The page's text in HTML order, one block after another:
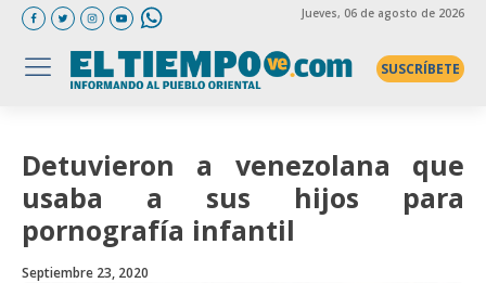
Jueves, 06 de agosto de 2026
SUSCRÍBETE
Detuvieron a venezolana que
usaba a sus hijos para
pornografía infantil
Septiembre 23, 2020